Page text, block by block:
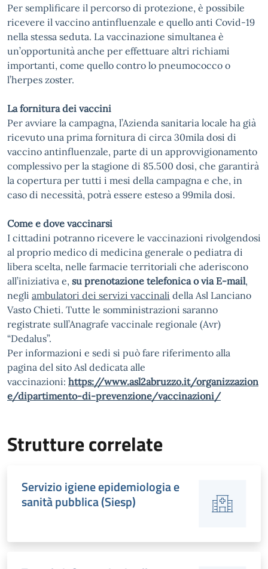
Per semplificare il percorso di protezione, è possibile
ricevere il vaccino antinfluenzale e quello anti Covid-19
nella stessa seduta. La vaccinazione simultanea è
un’opportunità anche per effettuare altri richiami
importanti, come quello contro lo pneumococco o
l’herpes zoster.
La fornitura dei vaccini
Per avviare la campagna, l’Azienda sanitaria locale ha già
ricevuto una prima fornitura di circa 30mila dosi di
vaccino antinfluenzale, parte di un approvvigionamento
complessivo per la stagione di 85.500 dosi, che garantirà
la copertura per tutti i mesi della campagna e che, in
caso di necessità, potrà essere esteso a 99mila dosi.
Come e dove vaccinarsi
I cittadini potranno ricevere le vaccinazioni rivolgendosi
al proprio medico di medicina generale o pediatra di
libera scelta, nelle farmacie territoriali che aderiscono
all’iniziativa e, su prenotazione telefonica o via E-mail,
negli ambulatori dei servizi vaccinali della Asl Lanciano
Vasto Chieti. Tutte le somministrazioni saranno
registrate sull’Anagrafe vaccinale regionale (Avr)
“Dedalus”.
Per informazioni e sedi si può fare riferimento alla
pagina del sito Asl dedicata alle
vaccinazioni: https://www.asl2abruzzo.it/organizzazion
e/dipartimento-di-prevenzione/vaccinazioni/
Strutture correlate
Servizio igiene epidemiologia e
sanità pubblica (Siesp)